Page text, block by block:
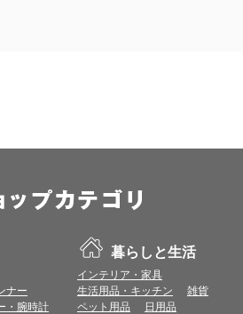
も、ブラウザとOSの組み合わせにより、 一部
ご利用をお願いいたします。
いて＞
の機能を使用している為、Cookieと
ナー
・腕時計
暮らしと生活
インテリア・家具
生活用品・キッチン
雑貨
ペット用品
日用品